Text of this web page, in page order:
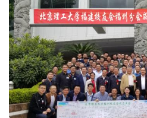
在
校
生
教
职
工
考
生